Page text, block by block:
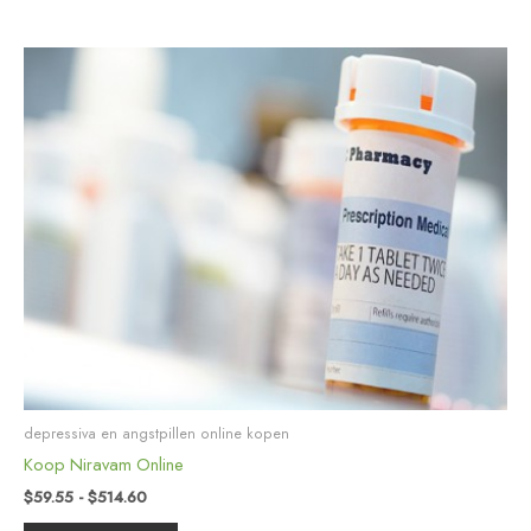
depressiva en angstpillen online kopen
Koop Niravam Online
$59.55 - $514.60
$514.60
heeft
variaties.
kan
gekozen
op
productpagina